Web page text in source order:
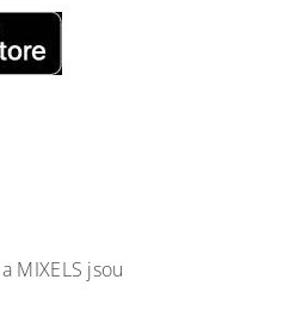
MIXELS jsou